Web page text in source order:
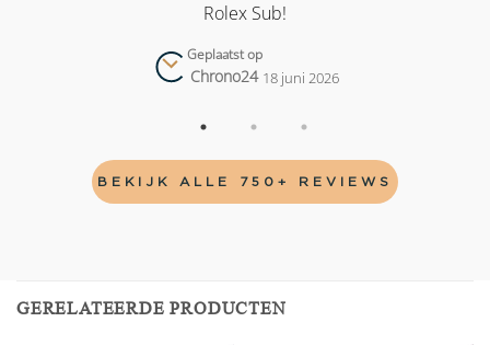
Rolex Sub!
Geplaatst op
Chrono24 18 juni 2026
BEKIJK ALLE 750+ REVIEWS
GERELATEERDE PRODUCTEN